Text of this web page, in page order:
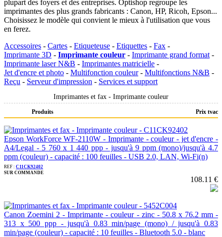
plupart des foyers et des entreprises. Optishop regroupe les
imprimantes des plus grands fabricants : Canon, HP, Ricoh, Epson...
Choisissez le modèle qui convient le mieux à l'utilisation que vous
en ferez.
Accessoires - Cartes - Etiqueteuse - Etiquettes - Fax -
Imprimante 3D - Imprimante couleur - Imprimante grand format -
Imprimante laser N&B - Imprimantes matricielle -
Jet d'encre et photo - Multifonction couleur- Multifonctions N&B -
Reçu - Serveur d'impression - Services et support
Imprimantes et fax - Imprimante couleur
Produits Prix tvac
Epson WorkForce WF-2110W - Imprimante - couleur - jet d'encre -
A4/Legal - 5 760 x 1 440 ppp - jusqu'à 9 ppm (mono)/jusqu'à 4.7
ppm (couleur) - capacité : 100 feuilles - USB 2.0, LAN, Wi-Fi(n)
REF : C11CK92402
SUR COMMANDE
108.11 €
Canon Zoemini 2 - Imprimante - couleur - zinc - 50.8 x 76.2 mm -
313 x 500 ppp - jusqu'à 0.83 min/page (mono) / jusqu'à 0.83
min/page (couleur) - capacité : 10 feuilles - Bluetooth 5.0 - blanc